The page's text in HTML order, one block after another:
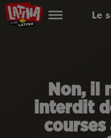
Le
Non, il
interdit
courses